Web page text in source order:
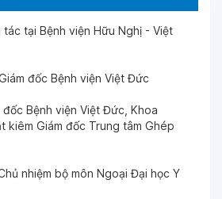
tại Bệnh viện Hữu Nghị - Việt
đốc Bệnh viện Việt Đức
Bệnh viện Việt Đức, Khoa
kiêm Giám đốc Trung tâm Ghép
nhiệm bộ môn Ngoại Đại học Y